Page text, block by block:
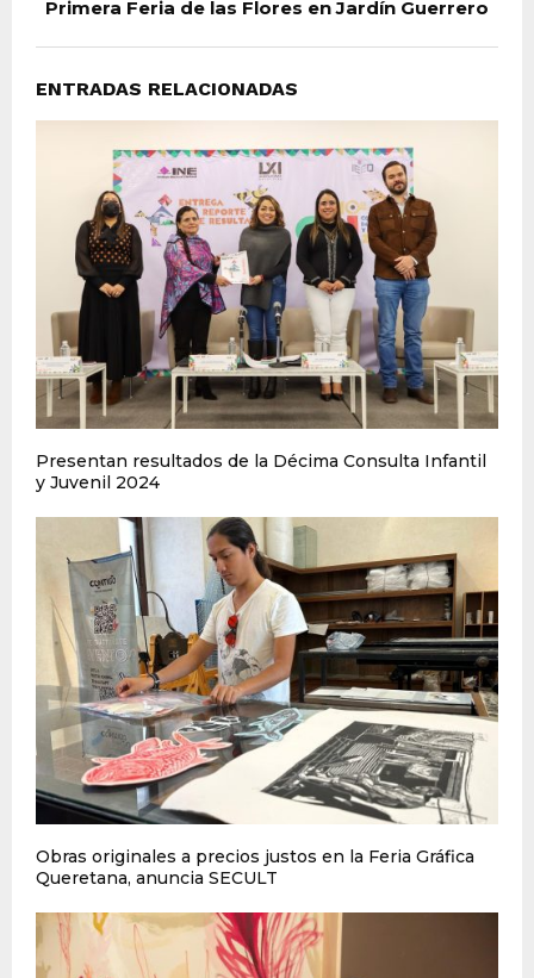
Primera Feria de las Flores en Jardín Guerrero
ENTRADAS RELACIONADAS
Presentan resultados de la Décima Consulta Infantil
y Juvenil 2024
Obras originales a precios justos en la Feria Gráfica
Queretana, anuncia SECULT